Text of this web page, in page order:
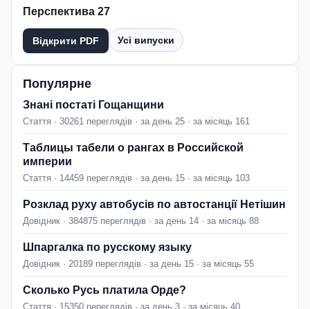
Перспектива 27
Відкрити PDF Усі випуски
Популярне
Знані постаті Гощанщини
Стаття · 30261 переглядів · за день 25 · за місяць 161
Таблицы табели о рангах в Российской
империи
Стаття · 14459 переглядів · за день 15 · за місяць 103
Розклад руху автобусів по автостанції Нетішин
Довідник · 384875 переглядів · за день 14 · за місяць 88
Шпаргалка по русскому языку
Довідник · 20189 переглядів · за день 15 · за місяць 55
Сколько Русь платила Орде?
Стаття · 15350 переглядів · за день 3 · за місяць 40